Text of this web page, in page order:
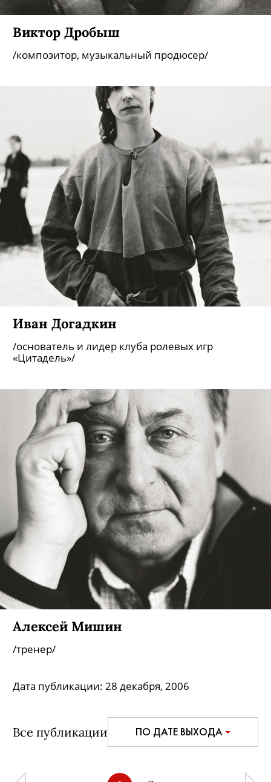
Виктор Дробыш
/композитор, музыкальный продюсер/
Иван Догадкин
/основатель и лидер клуба ролевых игр
«Цитадель»/
Алексей Мишин
/тренер/
Дата публикации: 28 декабря, 2006
Все публикации ПО ДАТЕ ВЫХОДА